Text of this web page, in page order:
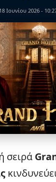
Ιουνίου 2026 -
σειρά